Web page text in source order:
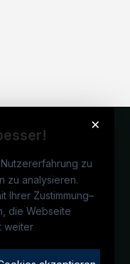
×
Nutzererfahrung zu
zu analysieren.
Ihrer Zustimmung–
die Webseite
weiter